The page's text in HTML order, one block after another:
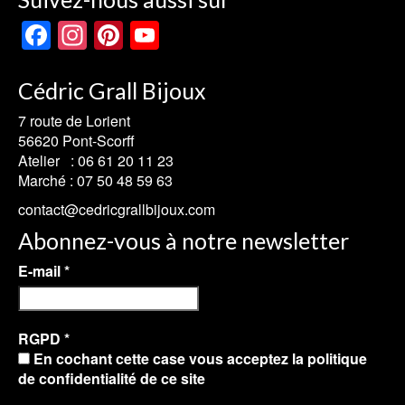
variations.
être
produit
Facebook
Instagram
Pinterest
Cédric Grall Bijoux
7 route de Lorient
56620 Pont-Scorff
Atelier : 06 61 20 11 23
Marché : 07 50 48 59 63
contact@cedricgrallbijoux.com
Abonnez-vous à notre newsletter
E-mail*
RGPD *
En cochant cette case vous acceptez la politique
de confidentialité de ce site